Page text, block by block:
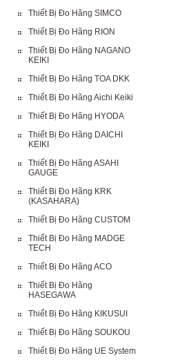
Thiết Bị Đo Hãng SIMCO
Thiết Bị Đo Hãng RION
Thiết Bị Đo Hãng NAGANO
KEIKI
Thiết Bị Đo Hãng TOA DKK
Thiết Bị Đo Hãng Aichi Keiki
Thiết Bị Đo Hãng HYODA
Thiết Bị Đo Hãng DAICHI
KEIKI
Thiết Bị Đo Hãng ASAHI
GAUGE
Thiết Bị Đo Hãng KRK
(KASAHARA)
Thiết Bị Đo Hãng CUSTOM
Thiết Bị Đo Hãng MADGE
TECH
Thiết Bị Đo Hãng ACO
Thiết Bị Đo Hãng
HASEGAWA
Thiết Bị Đo Hãng KIKUSUI
Thiết Bị Đo Hãng SOUKOU
Thiết Bị Đo Hãng UE System